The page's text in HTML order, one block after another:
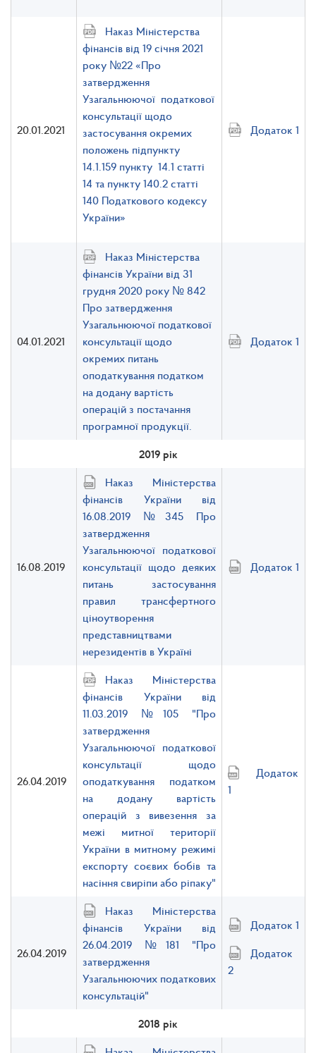
20.01.2021
Наказ Міністерства
фінансів від 19 січня 2021
року №22 «Про
затвердження
Узагальнюючої податкової
консультації щодо
застосування окремих
положень підпункту
14.1.159 пункту 14.1 статті
14 та пункту 140.2 статті
140 Податкового кодексу
України»
Додаток 1
04.01.2021
Наказ Міністерства
фінансів України від 31
грудня 2020 року № 842
Про затвердження
Узагальнюючої податкової
консультації щодо
окремих питань
оподаткування податком
на додану вартість
операцій з постачання
програмної продукції.
Додаток 1
2019 рік
16.08.2019
Наказ Міністерства
фінансів України від
16.08.2019 №345 Про
затвердження
Узагальнюючої податкової
консультації щодо деяких
питань застосування
правил трансфертного
ціноутворення
представництвами
нерезидентів в Україні
Додаток 1
26.04.2019
Наказ Міністерства
фінансів України від
11.03.2019 №105 "Про
затвердження
Узагальнюючої податкової
консультації щодо
оподаткування податком
на додану вартість
операцій з вивезення за
межі митної території
України в митному режимі
експорту соєвих бобів та
насіння свиріпи або ріпаку"
Додаток
1
26.04.2019
Наказ Міністерства
фінансів України від
26.04.2019 №181 "Про
затвердження
Узагальнюючих податкових
консультацій"
Додаток 1
Додаток
2
2018 рік